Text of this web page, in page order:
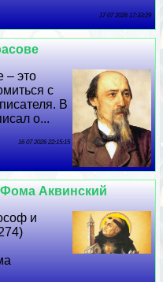
17 07 2026 17:33:29
– это
с
В
о...
16 07 2026 22:15:15
Фома Аквинский
и